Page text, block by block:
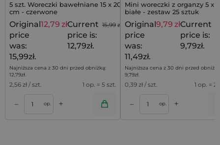
5 szt. Woreczki bawełniane 15 x 20
cm - czerwone
15,99 zł
Original
price
was:
15,99zł.
12,79 złCurrent
price is:
12,79zł.
Najniższa cena z 30 dni przed obniżką:
12,79zł.
2,56 zł / szt. 1 op. = 5 szt.
– op. +
Mini woreczki z organzy 5 x
białe - zestaw 25 sztuk
Original
price
was:
11,49zł.
9,79 złCurrent
price is:
9,79zł.
Najniższa cena z 30 dni przed
9,79zł.
0,39 zł / szt. 1 op. =
– op. +
Dodaj do koszyka